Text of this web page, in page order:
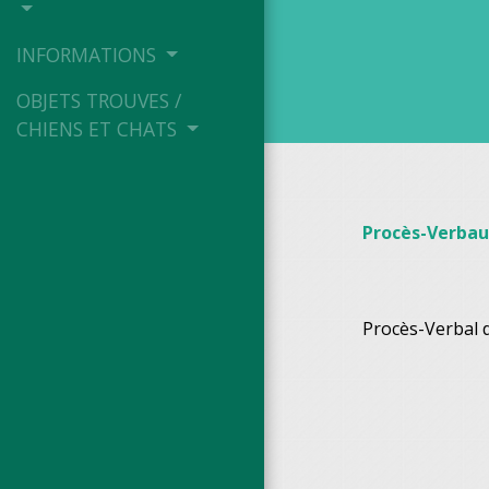
INFORMATIONS
OBJETS TROUVES /
CHIENS ET CHATS
Procès-
Procès-Verbal